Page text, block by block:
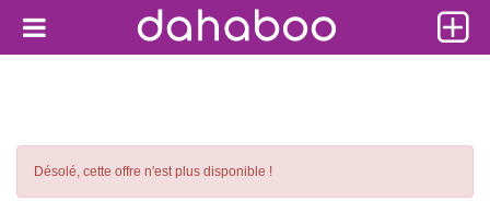
Désolé, cette offre n'est plus disponible !